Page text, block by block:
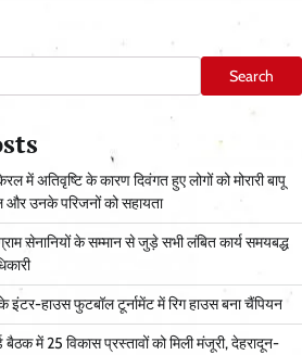
Search
में अतिवृष्टि के कारण दिवंगत हुए लोगों को मोरारी बापू
और उनके परिजनों को सहायता
सेनानियों के सम्मान से जुड़े सभी लंबित कार्य समयबद्ध
हाउस फुटबॉल टूर्नामेंट में रिग हाउस बना चैंपियन
बैठक में 25 विकास प्रस्तावों को मिली मंजूरी, देहरादून-